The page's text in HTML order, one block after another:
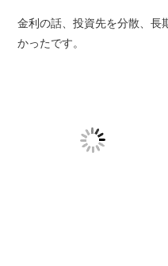
金利の話、投資先を分散、長
かったです。